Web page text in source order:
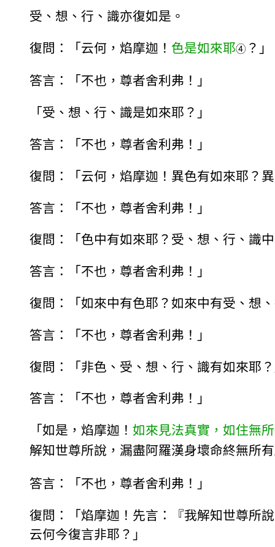
受、想、行、識亦復如是。
復問：「云何，焰摩迦！ 色是如來耶④ ？」
答言：「不也，尊者舍利弗！」
「受、想、行、識是如來耶？」
答言：「不也，尊者舍利弗！」
復問：「云何，焰摩迦！異色有如來耶？
答言：「不也，尊者舍利弗！」
復問：「色中有如來耶？受、想、行、識
答言：「不也，尊者舍利弗！」
復問：「如來中有色耶？如來中有受、想
答言：「不也，尊者舍利弗！」
復問：「非色、受、想、行、識有如來耶
答言：「不也，尊者舍利弗！」
「如是，焰摩迦！ 如來見法真實，如住無
解知世尊所說，漏盡阿羅漢身壞命終無所
答言：「不也，尊者舍利弗！」
復問：「焰摩迦！先言：『我解知世尊所
云何今復言非耶？」